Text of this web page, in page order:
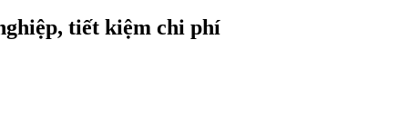
tiết kiệm chi phí